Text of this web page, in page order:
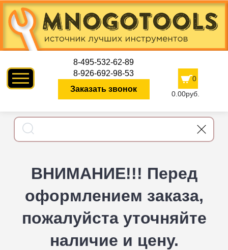
8-495-532-62-89
8-926-692-98-53
Заказать звонок
0
0.00руб.
ВНИМАНИЕ!!! Перед
оформлением заказа,
пожалуйста уточняйте
наличие и цену.